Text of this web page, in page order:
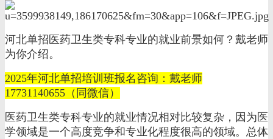
河北单招医药卫生类专科专业的就业前景如何？戴老师
为你介绍。
2025年河北单招培训班报名咨询：戴老师
17731140655（同微信）
医药卫生类专科专业的就业情况相对比较复杂，因为医
学领域是一个高度竞争和专业化程度很高的领域。总体